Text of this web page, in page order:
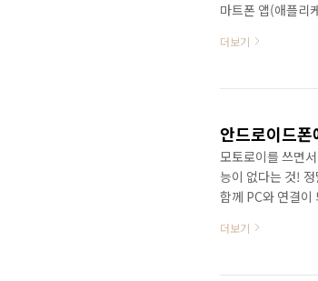
마트폰 앱(애플리
사 동료는 지금 책
순히 뉴스로 접할
더보기
안드로이드
모토로이를 쓰면
능이 없다는 것!
함께 PC와 연결이
로 보내는게 가능
서 디카로 화면을
더보기